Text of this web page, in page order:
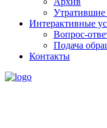
Утратившие
Интерактивные
Вопрос-
Подача
Контакты